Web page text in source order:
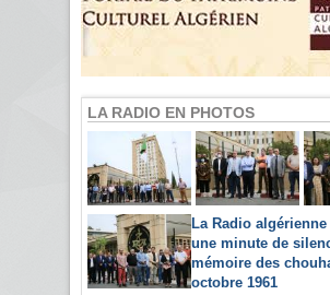
LA RADIO EN PHOTOS
La Radio
une minute de
mémoire des
octobre 1961